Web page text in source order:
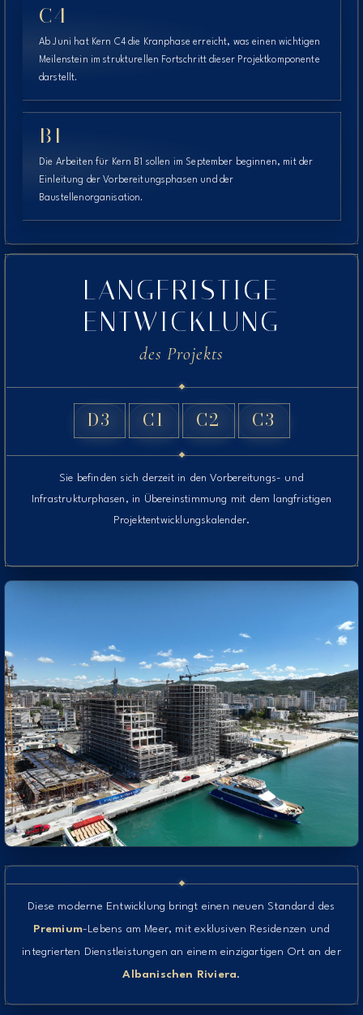
C4
Ab Juni hat Kern C4 die Kranphase erreicht, was einen wichtigen
Meilenstein im strukturellen Fortschritt dieser Projektkomponente
darstellt.
B1
Die Arbeiten für Kern B1 sollen im September beginnen, mit der
Einleitung der Vorbereitungsphasen und der
Baustellenorganisation.
LANGFRISTIGE
ENTWICKLUNG
des Projekts
D3 C1 C2 C3
Sie befinden sich derzeit in den Vorbereitungs- und
Infrastrukturphasen, in Übereinstimmung mit dem langfristigen
Projektentwicklungskalender.
Diese moderne Entwicklung bringt einen neuen Standard des
Premium-Lebens am Meer, mit exklusiven Residenzen und
integrierten Dienstleistungen an einem einzigartigen Ort an der
Albanischen Riviera.